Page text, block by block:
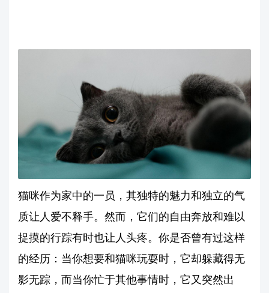
猫咪作为家中的一员，其独特的魅力和独立的气
质让人爱不释手。然而，它们的自由奔放和难以
捉摸的行踪有时也让人头疼。你是否曾有过这样
的经历：当你想要和猫咪玩耍时，它却躲藏得无
影无踪，而当你忙于其他事情时，它又突然出